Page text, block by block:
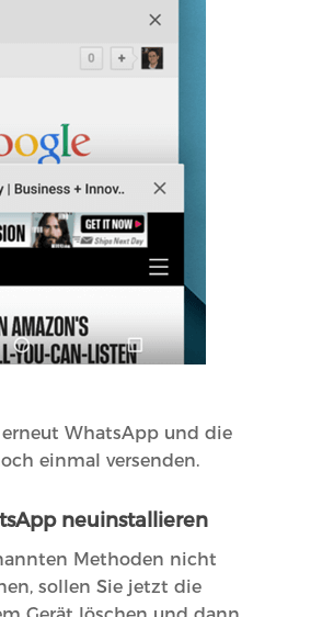
erneut WhatsApp und die
einmal versenden.
neuinstallieren
Methoden nicht
sollen Sie jetzt die